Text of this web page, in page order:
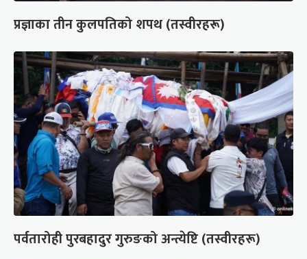
प्रज्ञाका तीन कुलपतिको शपथ (तस्वीरहरू)
पर्वतारोही पुरबहादुर गुरुङको अन्त्येष्टि (तस्वीरहरू)